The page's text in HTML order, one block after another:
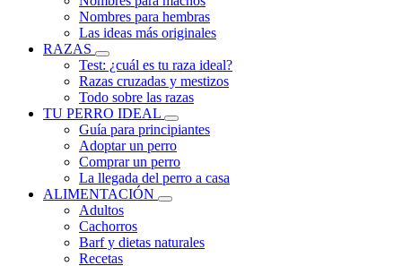
Nombres para hembras
Las ideas más originales
RAZAS
Test: ¿cuál es tu raza ideal?
Razas cruzadas y mestizos
Todo sobre las razas
TU PERRO IDEAL
Guía para principiantes
Adoptar un perro
Comprar un perro
La llegada del perro a casa
ALIMENTACIÓN
Adultos
Cachorros
Barf y dietas naturales
Recetas